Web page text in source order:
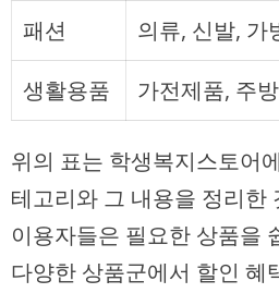
패션 의류, 신발, 가
생활용품 가전제품, 주
위의 표는 학생복지스토어
테고리와 그 내용을 정리한
이용자들은 필요한 상품을
다양한 상품군에서 할인 혜